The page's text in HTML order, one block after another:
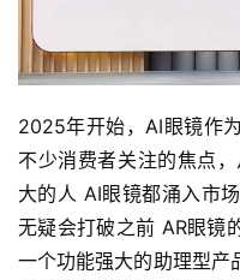
2025年开始，AI眼镜作
不少消费者关注的焦点
大的人 AI眼镜都涌入市
无疑会打破之前 AR眼镜
一个功能强大的助理型产